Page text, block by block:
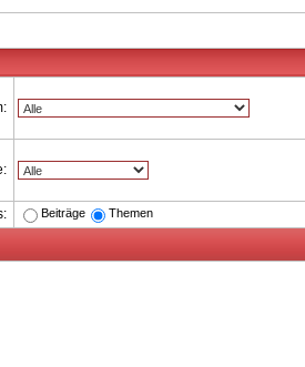
Beiträge Themen